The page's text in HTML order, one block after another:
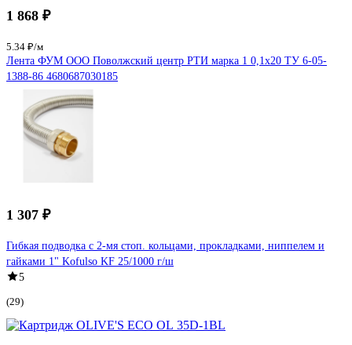
1 868 ₽
5.34 ₽/м
Лента ФУМ ООО Поволжский центр РТИ марка 1 0,1x20 ТУ 6-05-
1388-86 4680687030185
1 307 ₽
Гибкая подводка с 2-мя стоп. кольцами, прокладками, ниппелем и
гайками 1" Kofulso KF 25/1000 г/ш
5
(29)